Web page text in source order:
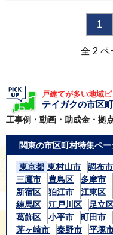
1
全 2 ペ
戸建てが多い地域
テイガクの市区
工事例・動画・助成金・拠
関東の市区町村特集ペー
東京都 東村山市 調布市
三鷹市
豊島区 多摩市
新宿区
狛江市 江東区
練馬区
江戸川区 足立
葛飾区
小平市 町田市
茅ヶ崎市
秦野市 平塚